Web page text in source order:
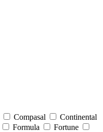
Compasal
Continental
Formula
Fortune